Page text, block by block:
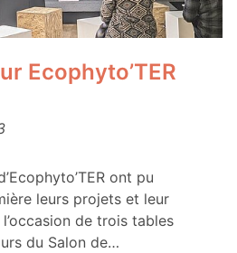
Ecophyto’TER
ont pu
leurs projets et leur
de trois tables
du Salon de…